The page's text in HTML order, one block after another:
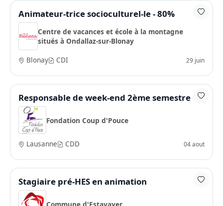
Animateur-trice socioculturel-le - 80%
Centre de vacances et école à la montagne
situés à Ondallaz-sur-Blonay
Blonay
CDI 29 juin
Responsable de week-end 2ème semestre
Fondation Coup d'Pouce
Lausanne CDD 04 aout
Stagiaire pré-HES en animation
Commune d'Estavayer